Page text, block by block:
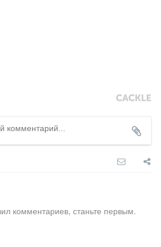
комментариев, станьте первым.